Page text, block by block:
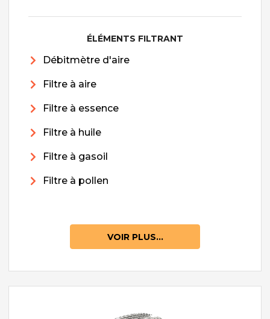
ÉLÉMENTS FILTRANT
Débitmètre d'aire
Filtre à aire
Filtre à essence
Filtre à huile
Filtre à gasoil
Filtre à pollen
VOIR PLUS...